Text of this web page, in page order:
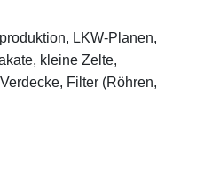
LKW-Planen,
kleine Zelte,
Filter (Röhren,